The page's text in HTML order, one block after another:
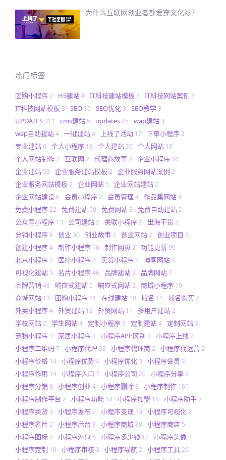
为什么互联网创业者都爱穿文化衫？
热门标签
团购小程序2 H5建站4 IT科技建站模板 3 IT科技网站案例 3
IT科技网站模板 3 SEO 10 SEO优化 3 SEO教学 3
UPDATES 311 cms建站 5 updates45 wap建站 3
wap自助建站4 一键建站4 上线了活动 17 下单小程序2
专业建站6 个人小程序 18 个人建站26 个人网站 18
个人网站制作2 互联网 2 代理商故事2 企业小程序 16
企业建站 53 企业服务建站模板 2 企业服务网站案例 2
企业服务网站模板 2 企业网站 5 企业网站建站2
企业网站建设6 会员小程序2 会员管理 4 作品集网站4
免费小程序22 免费建站 50 免费网站 3 免费自助建站2
公众号小程序 13 公司建站2 关联小程序2 出海干货2
分销小程序6 创业 30 创业故事 3 创业网站2 创业项目 5
创建小程序4 制作小程序 16 制作网页 2 功能更新96
北京小程序2 医疗小程序2 卖货小程序2 博客网站4
可视化建站 5 名片小程序46 品牌建站2 品牌网站7
品牌营销 48 响应式建站 5 响应式网站2 商城小程序 10
商城网站 13 团购小程序 11 在线建站 10 域名 11 域名购买2
外卖小程序4 外贸建站 12 外贸网站 11 多用户建站2
学校网站2 学生网站4 定制小程序 3 定制建站4 定制网站 3
宠物小程序 3 家居小程序 3 小程序APP区别 2 小程序上线 2
小程序二维码7 小程序代理 28 小程序代理商2 小程序代运营2
小程序价格 14 小程序优势4 小程序优化 3 小程序会员 2
小程序作用 14 小程序入口 7 小程序公司 20 小程序分享2
小程序分销 8 小程序创业 4 小程序删除 3 小程序制作 161
小程序制作平台 2 小程序功能 14 小程序加盟 15 小程序助手2
小程序卖货 3 小程序发布9 小程序变现 13 小程序可视化2
小程序名片 2 小程序后台 3 小程序商城88 小程序商店 5
小程序图标2 小程序外包 5 小程序多少钱 12 小程序头像 2
小程序定制 10 小程序审核 3 小程序导航2 小程序工具29